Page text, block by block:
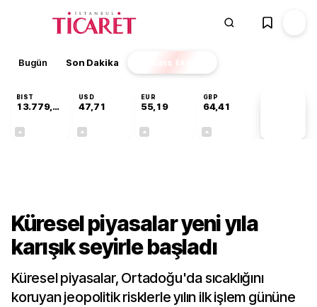
Bugün Son Dakika Finans EKSTRA
BIST
13.779,39
USD
47,71
EUR
55,19
GBP
64,41
Küresel piyasalar yeni yıla
karışık seyirle başladı
Küresel piyasalar, Ortadoğu'da sıcaklığını
koruyan jeopolitik risklerle yılın ilk işlem gününe